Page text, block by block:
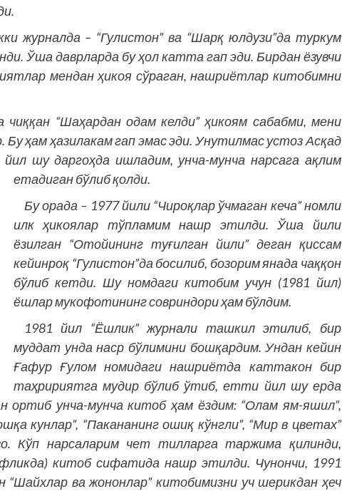
журналда – “Гулистон” ва “Шарқ юлдузи”да туркум
Ўша даврларда бу ҳол катта гап эди. Бирдан ёзувчи
мендан ҳикоя сўраган, нашриётлар китобимни
чиққан “Шаҳардан одам келди” ҳикоям сабабми, мени
Бу ҳам ҳазилакам гап эмас эди. Унутилмас устоз Асқад
шу даргоҳда ишладим, унча-мунча нарсага ақлим
етадиган бўлиб қолди.
Бу орада – 1977 йили “Чироқлар ўчмаган кеча” номли
илк ҳикоялар тўпламим нашр этилди. Ўша йили
ёзилган “Отойининг туғилган йили” деган қиссам
кейинроқ “Гулистон”да босилиб, бозорим янада чаққон
бўлиб кетди. Шу номдаги китобим учун (1981 йил)
ёшлар мукофотининг совриндори ҳам бўлдим.
1981 йил “Ёшлик” журнали ташкил этилиб, бир
муддат унда наср бўлимини бошқардим. Ундан кейин
Ғафур Ғулом номидаги нашриётда каттакон бир
таҳририятга мудир бўлиб ўтиб, етти йил шу ерда
ортиб унча-мунча китоб ҳам ёздим: “Олам ям-яшил”,
кунлар”, “Пакананинг ошиқ кўнгли”, “Мир в цветах”
Кўп нарсаларим чет тилларга таржима қилинди,
китоб сифатида нашр этилди. Чунончи, 1991
“Шайхлар ва жононлар” китобимизни уч шерикдан ҳеч